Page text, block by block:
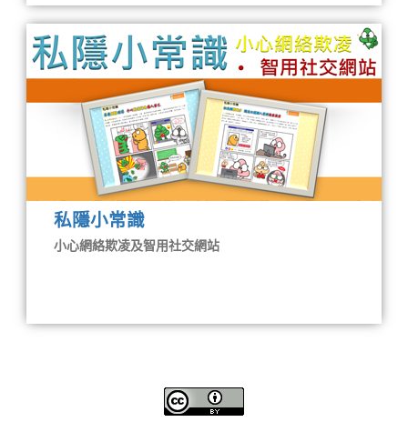
私隱小常識
小心網絡欺凌及智用社交網站